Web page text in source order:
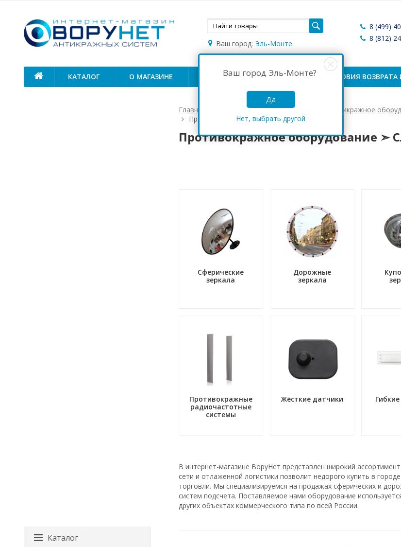
Ваш город: Эль-Монте
Ваш город Эль-Монте?
Да
Нет, выбрать другой
8 (499)
8 (812)
КАТАЛОГ О МАГАЗИНЕ ОПЛАТА И ДОСТАВКА УСЛОВИЯ
Главная Антикражные системы России
Антикражное
Противокражное оборудование ➣ Славгород
Противокражное оборудование ➣
Сферические
зеркала
Дорожные
зеркала
Противокражные
радиочастотные
системы
Жёсткие датчики
В интернет-магазине ВоруНет представлен широкий
сети и отлаженной логистики позволит недорого купить в
торговли. Мы специализируемся на продажах сферических и
систем подсчета. Поставляемое нами оборудование
других объектах коммерческого типа по всей России.
Каталог